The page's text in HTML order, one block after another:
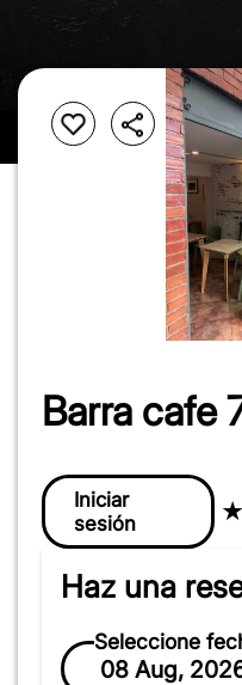
Barra cafe
Iniciar
sesión
★
Haz una
Seleccione
08 Aug,